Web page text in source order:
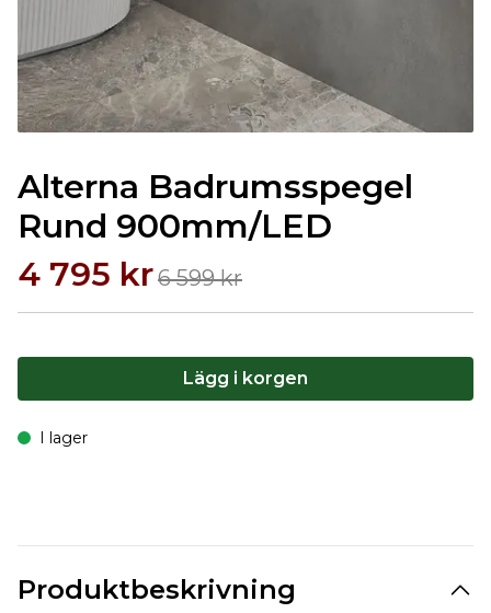
Alterna Badrumsspegel
Rund 900mm/LED
4 795 kr6 599 kr
Lägg i korgen
I lager
Produktbeskrivning